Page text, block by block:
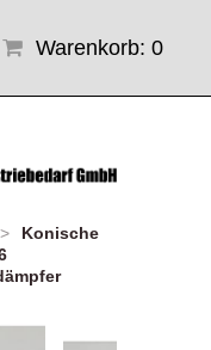
Warenkorb: 0
>
Konische